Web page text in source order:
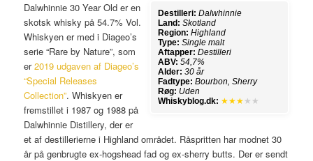
Destilleri: Dalwhinnie
Land: Skotland
Region: Highland
Type: Single malt
Aftapper: Destilleri
ABV: 54,7%
Alder: 30 år
Fadtype: Bourbon, Sherry
Røg: Uden
Whiskyblog.dk: ★★★ ★★
Dalwhinnie 30 Year Old er en
skotsk whisky på 54.7% Vol.
Whiskyen er med i Diageo’s
serie “Rare by Nature”, som
er2019 udgaven af Diageo’s
“Special Releases
Collection”. Whiskyen er
fremstillet i 1987 og 1988 på
Dalwhinnie Distillery, der er
et af destillerierne i Highland området. Råspritten har modnet 30
år på genbrugte ex-hogshead fad og ex-sherry butts. Der er sendt